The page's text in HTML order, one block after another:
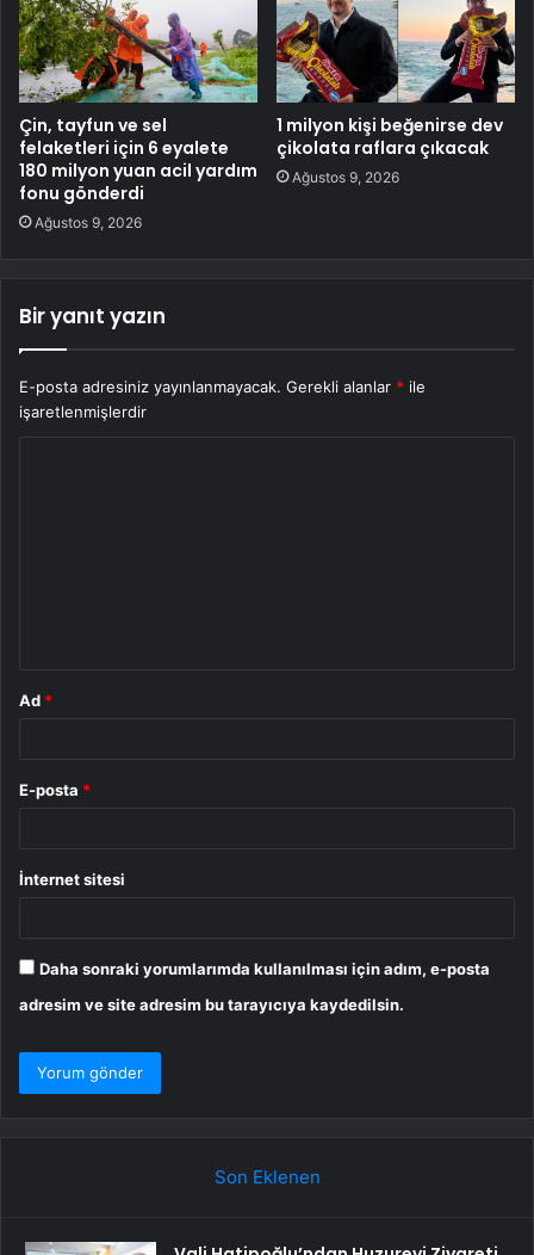
Çin, tayfun ve sel
felaketleri için 6 eyalete
180 milyon yuan acil yardım
fonu gönderdi
Ağustos 9, 2026
1 milyon kişi beğenirse dev
çikolata raflara çıkacak
Ağustos 9, 2026
Bir yanıt yazın
E-posta adresiniz yayınlanmayacak. Gerekli alanlar * ile
işaretlenmişlerdir
Ad *
E-posta *
İnternet sitesi
Daha sonraki yorumlarımda kullanılması için adım, e-posta
adresim ve site adresim bu tarayıcıya kaydedilsin.
Son Eklenen